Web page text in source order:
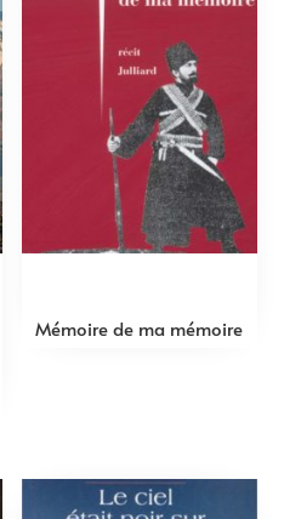
Mémoire de ma mémoire